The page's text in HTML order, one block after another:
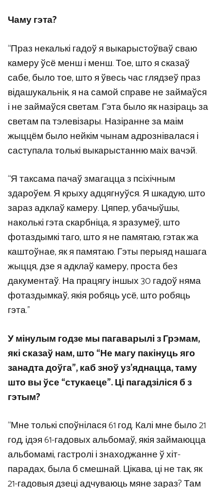
Чаму гэта?
“Праз некалькі гадоў я выкарыстоўваў сваю
камеру ўсё менш і менш. Тое, што я сказаў
сабе, было тое, што я ўвесь час глядзеў праз
відашукальнік, я на самой справе не займаўся
і не займаўся светам. Гэта было як назіраць за
светам па тэлевізары. Назіранне за маім
жыццём было нейкім чынам адрознівалася і
саступала толькі выкарыстанню маіх вачэй.
“Я таксама пачаў змагацца з псіхічным
здароўем. Я крыху адцягнуўся. Я шкадую, што
зараз адклаў камеру. Цяпер, убачыўшы,
наколькі гэта скарбніца, я зразумеў, што
фотаздымкі таго, што я не памятаю, гэтак жа
каштоўнае, як я памятаю. Гэты перыяд нашага
жыцця, дзе я адклаў камеру, проста без
дакументаў. На працягу іншых 30 гадоў няма
фотаздымкаў, якія робяць усё, што робяць
гэта.”
У мінулым годзе мы пагаварылі з Грэмам,
які сказаў нам, што “Не магу пакінуць яго
занадта доўга”, каб зноў уз’яднацца, таму
што вы ўсе “стукаеце”. Ці пагадзіліся б з
гэтым?
“Мне толькі споўнілася 61 год. Калі мне было 21
год, ідэя 61-гадовых альбомаў, якія займаюцца
альбомамі, гастролі і знаходжанне ў хіт-
парадах, была б смешнай. Цікава, ці не так, як
21-гадовыя дзеці адчуваюць мяне зараз? Там